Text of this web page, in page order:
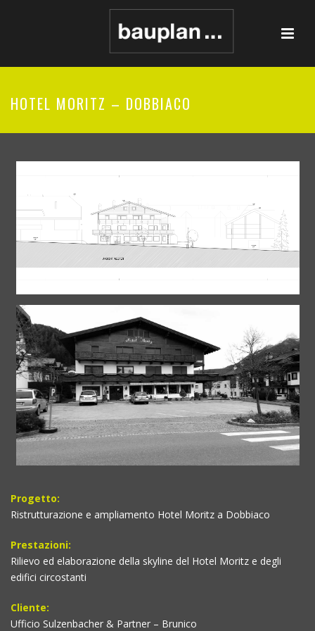
HOTEL MORITZ – DOBBIACO
Progetto:
Ristrutturazione e ampliamento Hotel Moritz a Dobbiaco
Prestazioni:
Rilievo ed elaborazione della skyline del Hotel Moritz e degli
edifici circostanti
Cliente:
Ufficio Sulzenbacher & Partner – Brunico